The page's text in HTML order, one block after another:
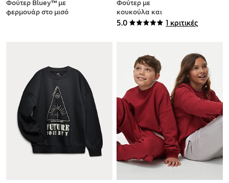
Φούτερ Bluey™ με
φερμουάρ στο μισό
5.0 1 κριτικές
Φούτερ με
κουκούλα και
στάμπα Surf Club